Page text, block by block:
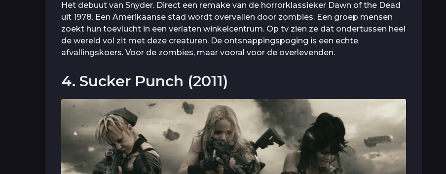
Het debuut van Snyder. Direct een remake van de horrorklassieker Dawn of the Dead
uit 1978. Een Amerikaanse stad wordt overvallen door zombies. Een groep mensen
zoekt hun toevlucht in een verlaten winkelcentrum. Op tv zien ze dat ondertussen heel
de wereld vol zit met deze creaturen. De ontsnappingspoging is een echte
afvallingskoers. Voor de zombies, maar vooral voor de overlevenden.
4. Sucker Punch (2011)